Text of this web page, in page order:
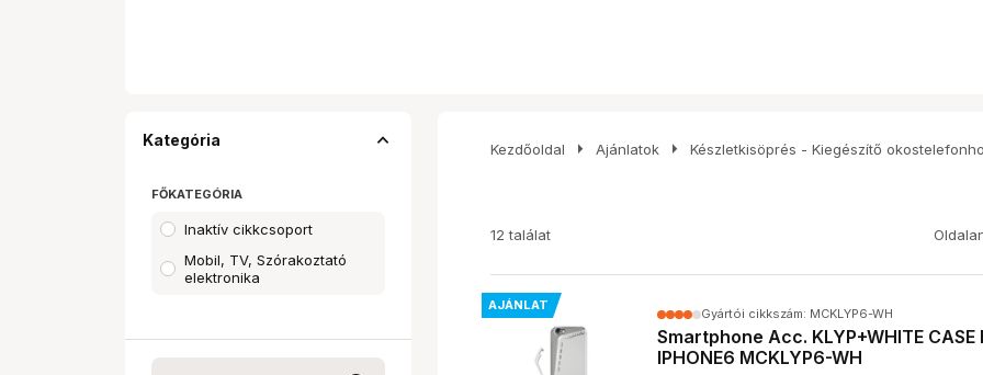
Kezdőoldal arrow_right Ajánlatok arrow_right Készletkisöprés - Kiegészítő
12 találat
AJÁNLAT
Gyártói cikkszám: MCKLYP6-WH
Smartphone Acc. KLYP+WHITE CASE
IPHONE6 MCKLYP6-WH
Kategória expand_less
FŐKATEGÓRIA
Inaktív cikkcsoport
Mobil, TV, Szórakoztató
elektronika